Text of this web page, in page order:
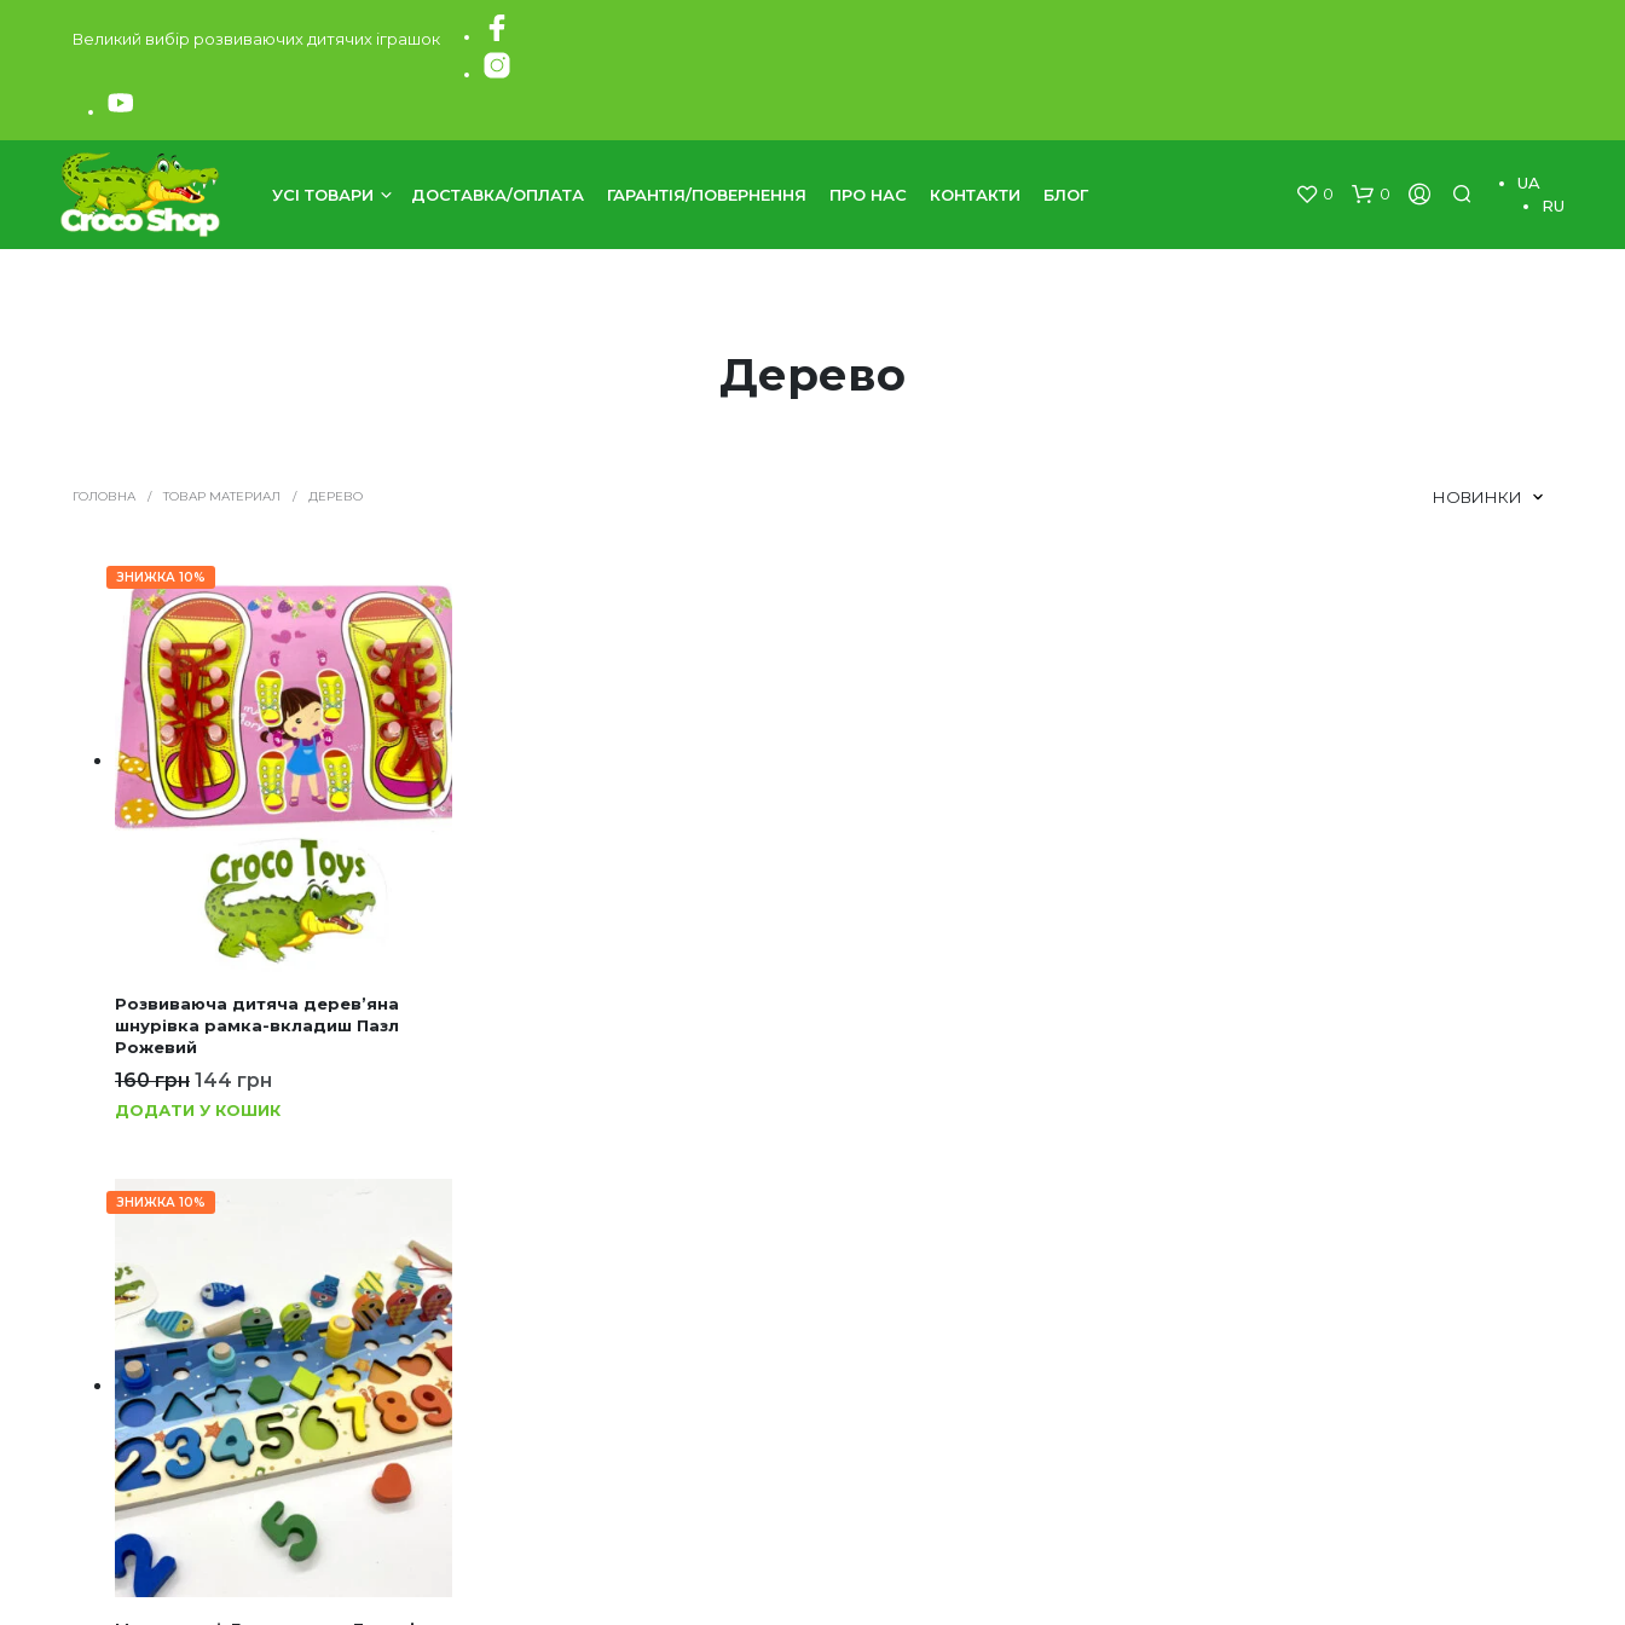
Великий вибір розвиваючих дитячих іграшок
УСІ ТОВАРИ ДОСТАВКА/ОПЛАТА ГАРАНТІЯ/ПОВЕРНЕННЯ ПРО НАС КОНТАКТИ БЛОГ 0 0
UA
RU
Дерево
ГОЛОВНА / ТОВАР МАТЕРИАЛ / ДЕРЕВО
ЗНИЖКА 10%
Розвиваюча дитяча дерев’яна
шнурівка рамка-вкладиш Пазл
Рожевий
160грн 144 грн
ДОДАТИ У КОШИК
ЗНИЖКА 10%